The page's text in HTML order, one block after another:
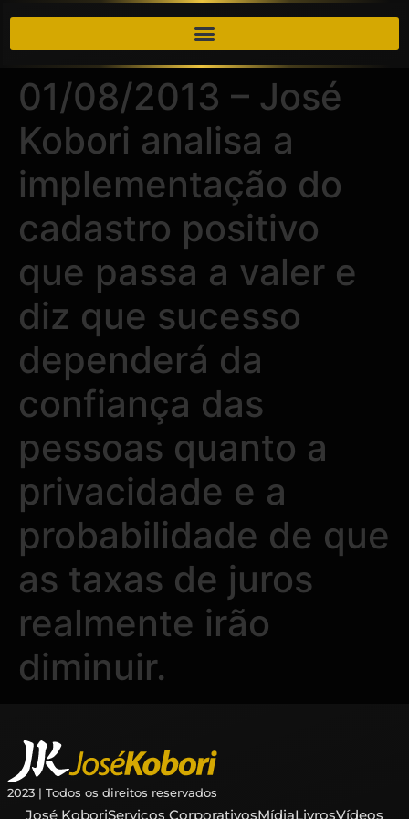
01/08/2013 – José
Kobori analisa a
implementação do
cadastro positivo
que passa a valer e
diz que sucesso
dependerá da
confiança das
pessoas quanto a
privacidade e a
probabilidade de que
as taxas de juros
realmente irão
diminuir.
2023 | Todos os direitos reservados
José KoboriServiços CorporativosMídiaLivrosVídeos